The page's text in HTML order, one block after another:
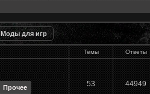
Моды для игр
Темы Ответы
Прочее 53 44949